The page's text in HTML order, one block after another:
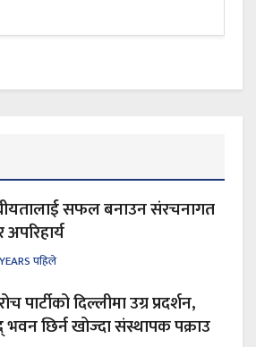
सफल बनाउन संरचनागत
पहिले
पार्टीको दिल्लीमा उग्र प्रदर्शन,
छिर्न खोज्दा संस्थापक पक्राउ